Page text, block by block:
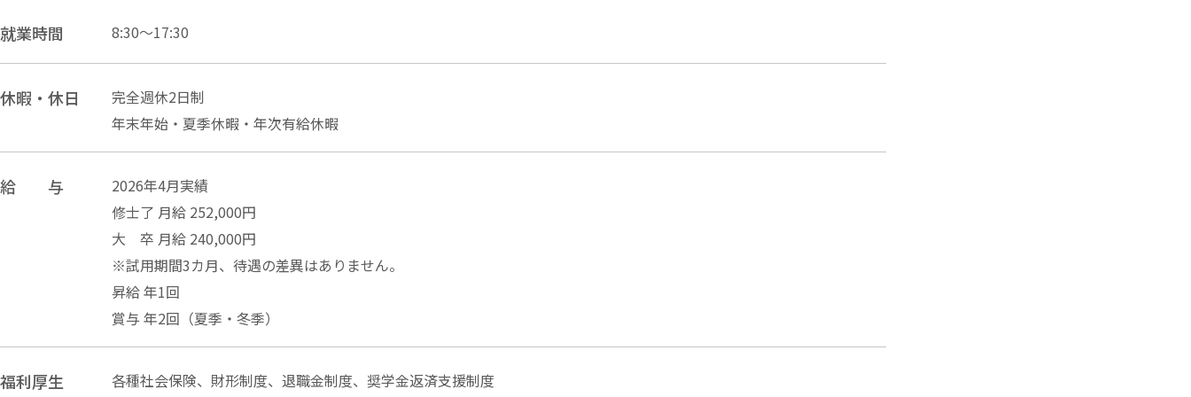
就業時間 8:30～17:30
休暇・休日
完全週休2日制
年末年始・夏季休暇・年次有給休暇
給 与
2026年4月実績
修士了 月給 252,000円
大 卒 月給 240,000円
※試用期間3カ月、 待遇の差異はありません。
昇給 年1回
賞与 年2回（夏季・冬季）
福利厚生 各種社会保険、財形制度、退職金制度、 奨学金返済支援制度